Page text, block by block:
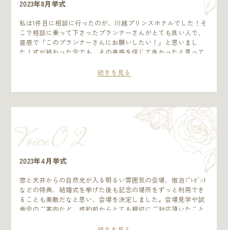
2023年8月挙式
私は1件目に相談に行ったのが、川越プリンスホテルでした！そ
こで相談に乗って下さったプランナーさんがとても良い人で、
直感で「このプランナーさんにお願いしたい！」と思いまし
た！式が終わった今でも、その直感を信じて良かったと思って
すく、楽しく式を終えることができました！食事も私がアレル
て良かったです！お料理もとても美味しくみんな喜んでくれま
越駅直結、川越駅と川越市駅も歩いて行ける距離なので、宿泊
時はホテルの食事でも、歩いて大通りで食べるのも良いと思い
ます！ 私が行った式は、シンプルな式でしたが少人数でも大人
数でも楽しめる式場だと思います！ 私は素敵なメイクさんに会
えて、希望通りのヘアメイクが出来ました！！あとは自分に合
うプランナーさんに会えれば、最高に楽しい式が出来ると思い
続きを見る
Voice0 2
2023年4月挙式
窓と天井からの自然光が入る明るい雰囲気の会場、宿泊ﾌﾟﾚｾﾞﾝﾄ
などの特典、結婚式を挙げた後も記念の場所をずっと利用でき
ることも素敵だなと思い、会場を決定しました。会場見学や試
食会のご案内など、成約前からとても親切にご対応頂いたこと